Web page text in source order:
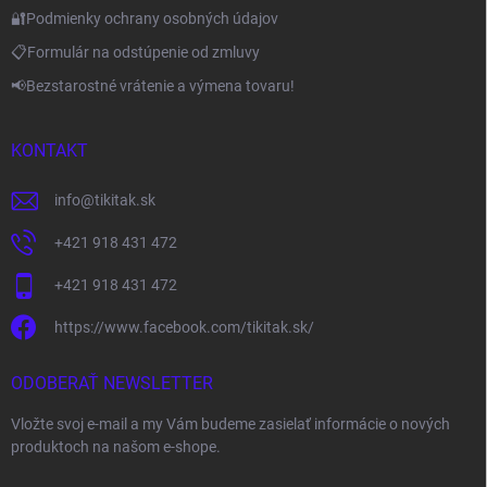
🔐Podmienky ochrany osobných údajov
📋Formulár na odstúpenie od zmluvy
📢Bezstarostné vrátenie a výmena tovaru!
KONTAKT
info@tikitak.sk
+421 918 431 472
+421 918 431 472
https://www.facebook.com/tikitak.sk/
ODOBERAŤ NEWSLETTER
Vložte svoj e-mail a my Vám budeme zasielať informácie o nových
produktoch na našom e-shope.